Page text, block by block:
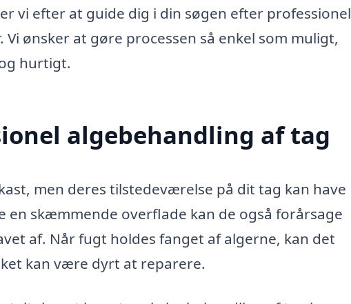
vi efter at guide dig i din søgen efter professionel
ønsker at gøre processen så enkel som muligt,
hurtigt.
algebehandling af tag
men deres tilstedeværelse på dit tag kan have
en skæmmende overflade kan de også forårsage
af. Når fugt holdes fanget af algerne, kan det
kan være dyrt at reparere.